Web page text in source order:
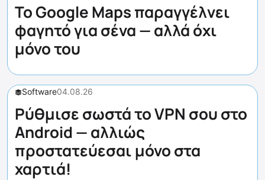
Το Google Maps παραγγέλνει
φαγητό για σένα — αλλά όχι
μόνο του
Software04.08.26
Ρύθμισε σωστά το VPN σου στο
Android — αλλιώς
προστατεύεσαι μόνο στα
χαρτιά!